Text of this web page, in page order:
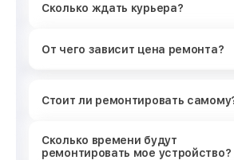
Сколько ждать курьера?
От чего зависит цена ремонта?
Стоит ли ремонтировать
Сколько времени будут
ремонтировать мое устройство?